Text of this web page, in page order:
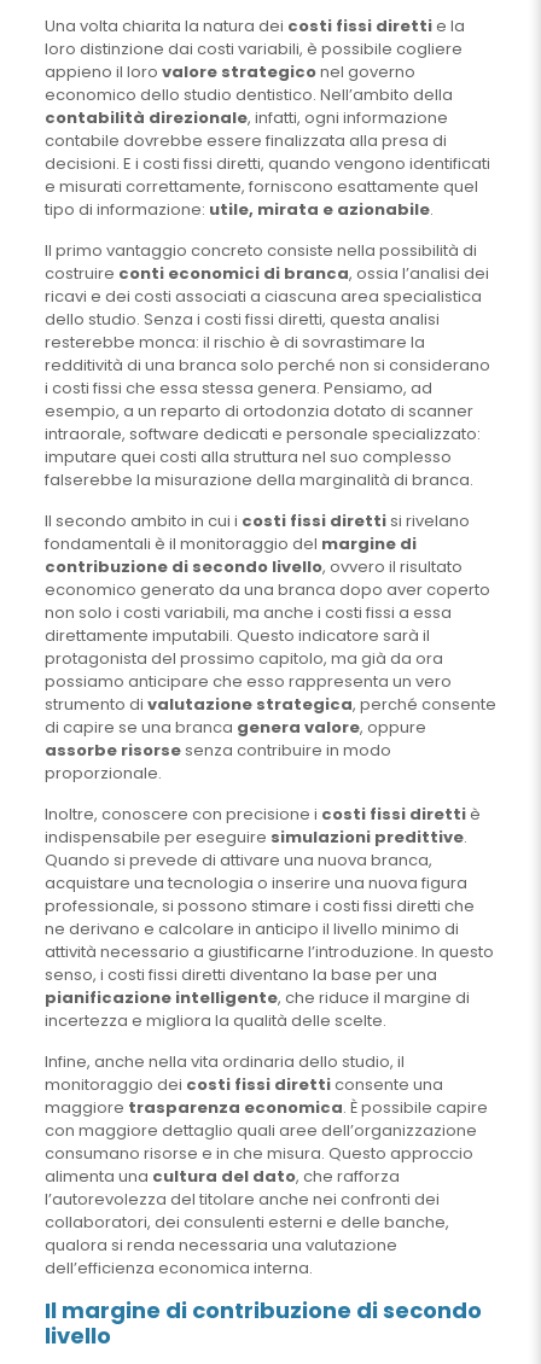
Una volta chiarita la natura dei costi fissi direttie la
loro distinzione dai costi variabili, è possibile cogliere
appieno il loro valore strategiconel governo
economico dello studio dentistico. Nell’ambito della
contabilità direzionale, infatti, ogni informazione
contabile dovrebbe essere finalizzata alla presa di
decisioni. E i costi fissi diretti, quando vengono identificati
e misurati correttamente, forniscono esattamente quel
tipo di informazione: utile, mirata e azionabile.
Il primo vantaggio concreto consiste nella possibilità di
costruire conti economici di branca, ossia l’analisi dei
ricavi e dei costi associati a ciascuna area specialistica
dello studio. Senza i costi fissi diretti, questa analisi
resterebbe monca: il rischio è di sovrastimare la
redditività di una branca solo perché non si considerano
i costi fissi che essa stessa genera. Pensiamo, ad
esempio, a un reparto di ortodonzia dotato di scanner
intraorale, software dedicati e personale specializzato:
imputare quei costi alla struttura nel suo complesso
falserebbe la misurazione della marginalità di branca.
Il secondo ambito in cui i costi fissi direttisi rivelano
fondamentali è il monitoraggio del margine di
contribuzione di secondo livello, ovvero il risultato
economico generato da una branca dopo aver coperto
non solo i costi variabili, ma anche i costi fissi a essa
direttamente imputabili. Questo indicatore sarà il
protagonista del prossimo capitolo, ma già da ora
possiamo anticipare che esso rappresenta un vero
strumento di valutazione strategica, perché consente
di capire se una branca genera valore, oppure
assorbe risorsesenza contribuire in modo
proporzionale.
Inoltre, conoscere con precisione i costi fissi direttiè
indispensabile per eseguire simulazioni predittive.
Quando si prevede di attivare una nuova branca,
acquistare una tecnologia o inserire una nuova figura
professionale, si possono stimare i costi fissi diretti che
ne derivano e calcolare in anticipo il livello minimo di
attività necessario a giustificarne l’introduzione. In questo
senso, i costi fissi diretti diventano la base per una
pianificazione intelligente, che riduce il margine di
incertezza e migliora la qualità delle scelte.
Infine, anche nella vita ordinaria dello studio, il
monitoraggio dei costi fissi diretticonsente una
maggiore trasparenza economica. È possibile capire
con maggiore dettaglio quali aree dell’organizzazione
consumano risorse e in che misura. Questo approccio
alimenta una cultura del dato, che rafforza
l’autorevolezza del titolare anche nei confronti dei
collaboratori, dei consulenti esterni e delle banche,
qualora si renda necessaria una valutazione
dell’efficienza economica interna.
Il margine di contribuzione di secondo
livello